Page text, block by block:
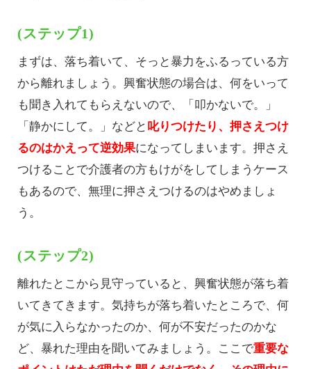
(ステップ1)
まずは、落ち着いて、そっと暴力をふるっている方
から離れましょう。興奮状態の場合は、何をいって
も聞き入れてもらえないので、「叩かないで。」
「静かにして。」などと 叱りつけたり、押さえつけ
るのはかえって逆効果になってしまいます。押さえ
つけることで介護者の方もけがをしてしまうケース
もあるので、無理に押さえつけるのはやめましょ
う。
(ステップ2)
離れたとこから見守っていると、興奮状態が落ち着
いてきてきます。気持ちが落ち着いたところで、何
が気に入らなかったのか、何が不安だったのかな
ど、暴れた理由を聞いてみましょう。ここで重要な